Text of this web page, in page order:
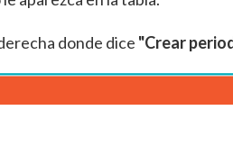
donde dice "Crear